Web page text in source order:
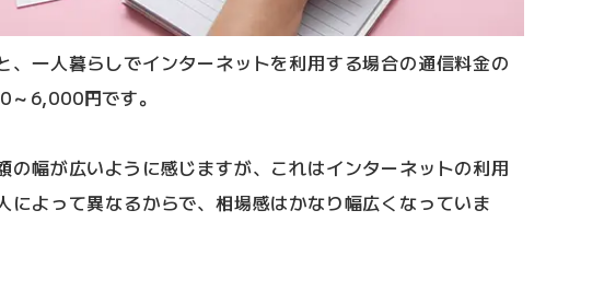
、一人暮らしでインターネットを利用する場合の通信料金の
6,000円です。
の幅が広いように感じますが、これはインターネットの利用
によって異なるからで、相場感はかなり幅広くなっていま